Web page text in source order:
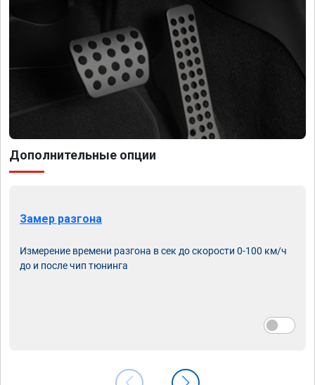
Дополнительные опции
Замер разгона
Измерение времени разгона в сек до скорости 0-100 км/ч
до и после чип тюнинга